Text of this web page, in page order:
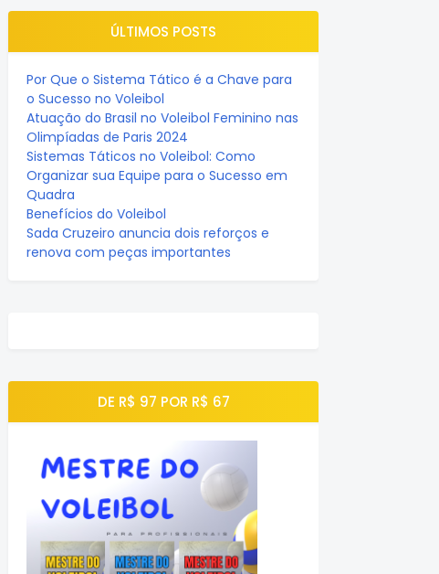
ÚLTIMOS POSTS
Por Que o Sistema Tático é a Chave para
o Sucesso no Voleibol
Atuação do Brasil no Voleibol Feminino nas
Olimpíadas de Paris 2024
Sistemas Táticos no Voleibol: Como
Organizar sua Equipe para o Sucesso em
Quadra
Benefícios do Voleibol
Sada Cruzeiro anuncia dois reforços e
renova com peças importantes
DE R$ 97 POR R$ 67